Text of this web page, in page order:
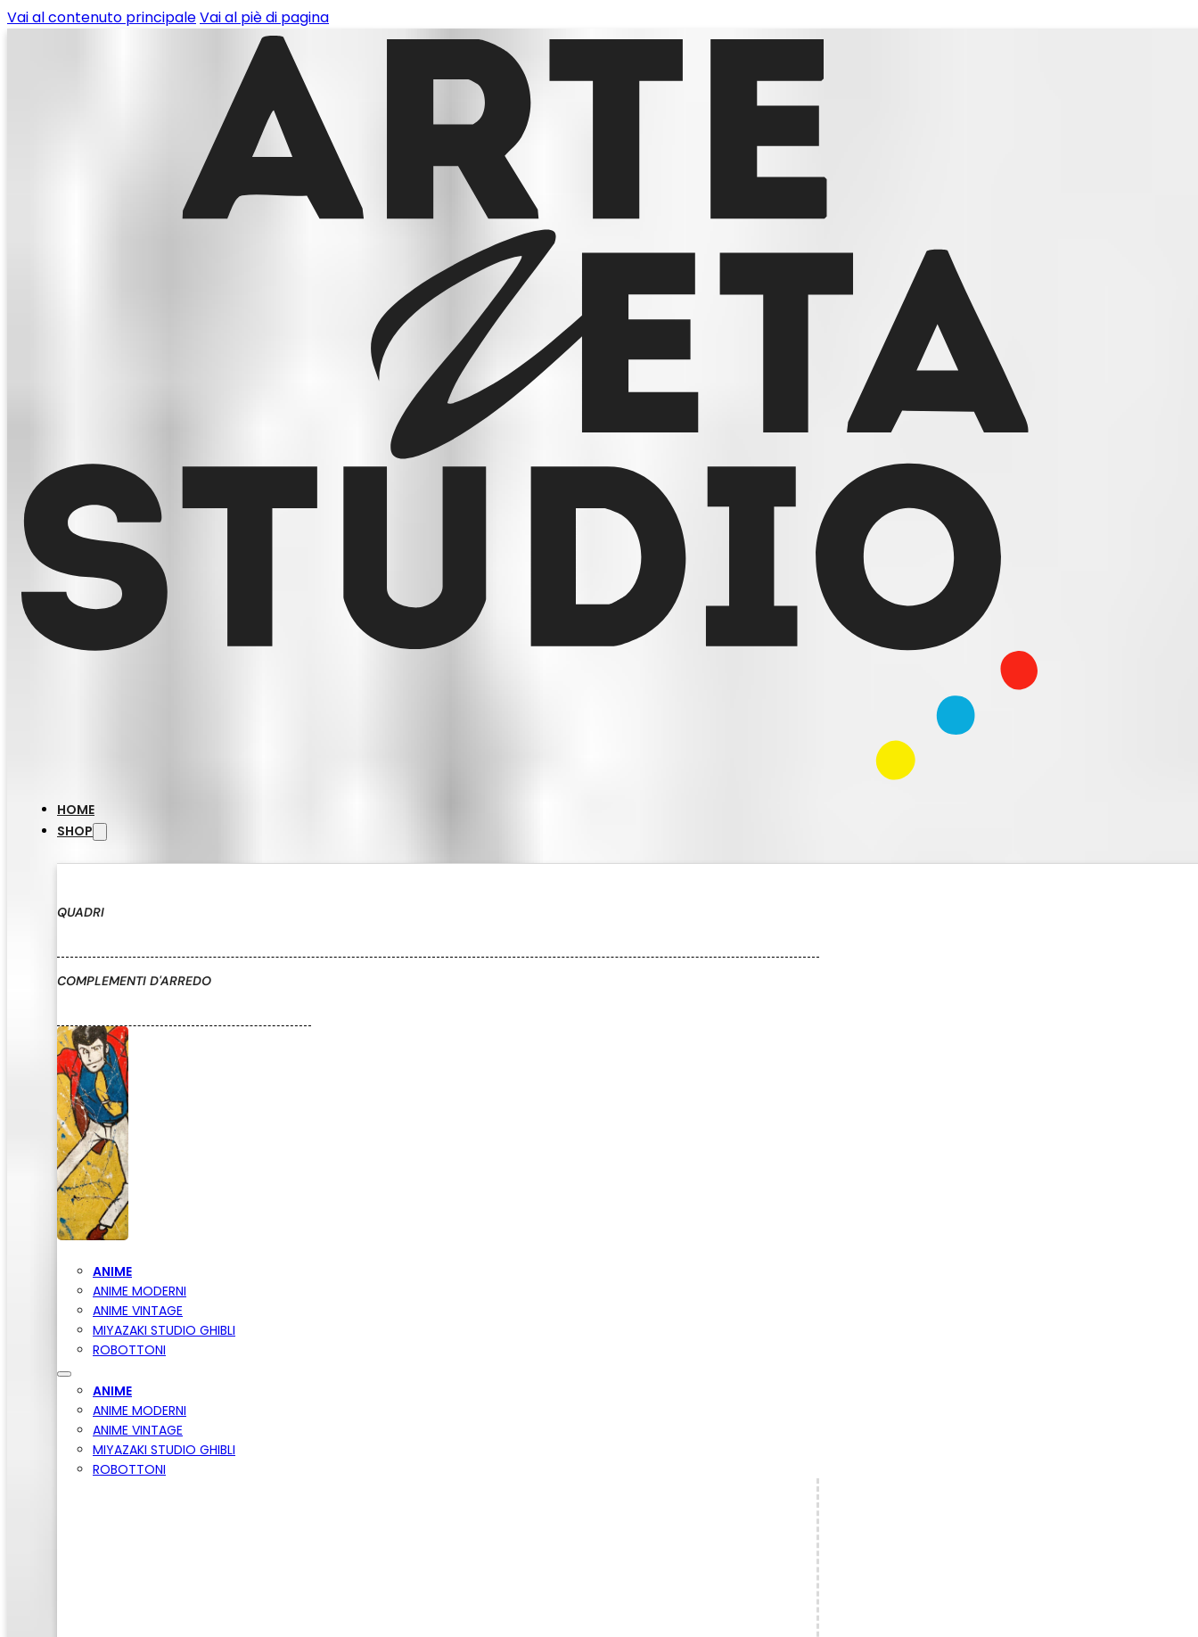
Vai al contenuto principaleVai al piè di pagina
HOME
SHOP
QUADRI
COMPLEMENTI D'ARREDO
ANIME
ANIME MODERNI
ANIME VINTAGE
MIYAZAKI STUDIO GHIBLI
ROBOTTONI
ANIME
ANIME MODERNI
ANIME VINTAGE
MIYAZAKI STUDIO GHIBLI
ROBOTTONI